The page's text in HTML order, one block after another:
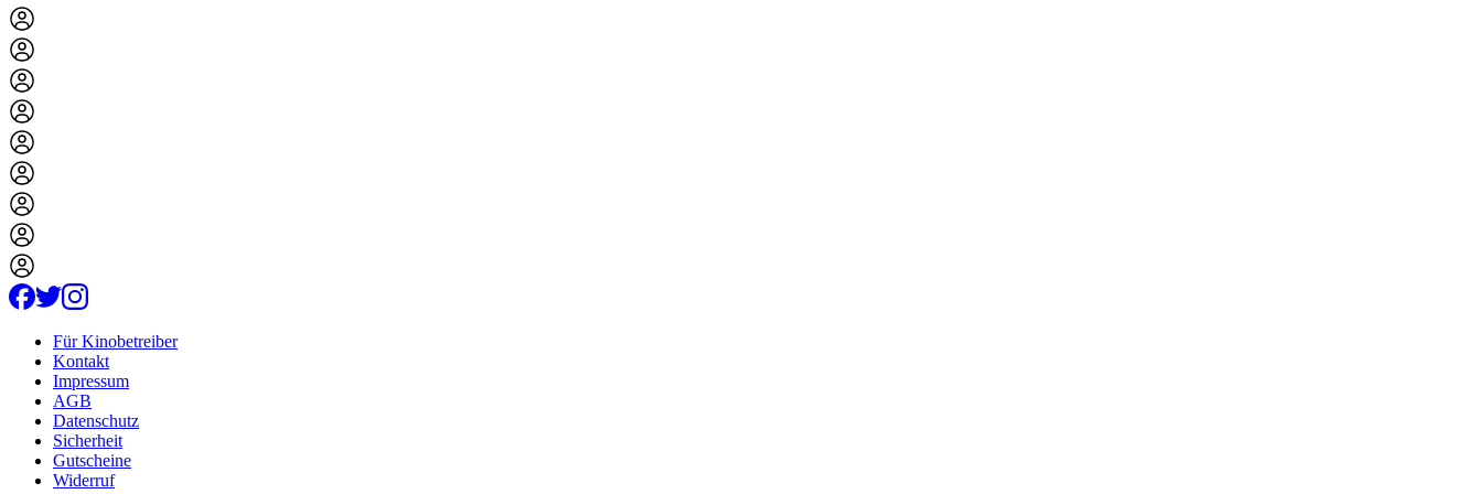
Für Kinobetreiber
Kontakt
Impressum
AGB
Datenschutz
Sicherheit
Gutscheine
Widerruf